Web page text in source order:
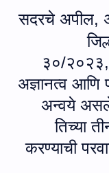
सदरचे अपील,
३०/२०२३,
अज्ञानत्‍व
अन्‍वये
तिच्या
करण्याची